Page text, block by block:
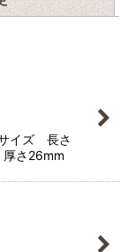
イズ 長さ
さ26mm